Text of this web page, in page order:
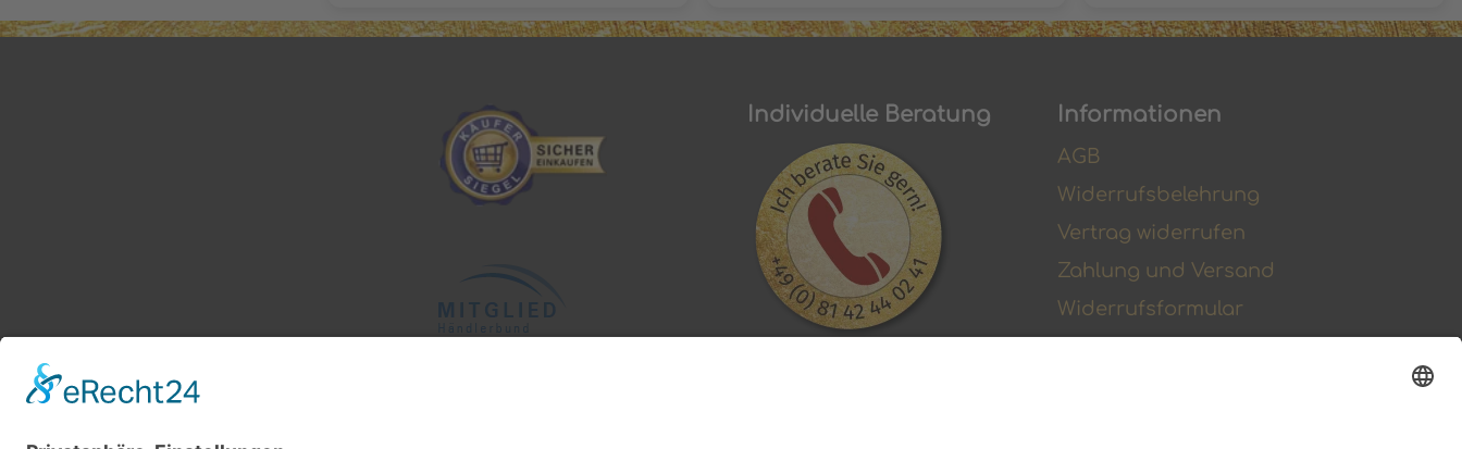
Maulbeerseide nicht mehr trocken und
Individuelle Beratung Informationen
AGB
Widerrufsbelehrung
Vertrag widerrufen
Zahlung und Versand
Widerrufsformular